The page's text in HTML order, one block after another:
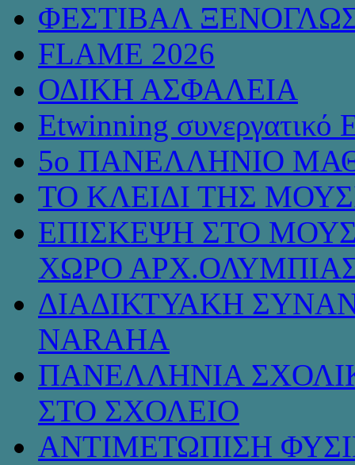
ΦΕΣΤΙΒΑΛ
FLAME 2026
ΟΔΙΚΗ ΑΣΦΑΛΕΙΑ
Etwinning συνεργατικό
5ο ΠΑΝΕΛΛΗΝΙΟ
ΤΟ ΚΛΕΙΔΙ ΤΗΣ
ΕΠΙΣΚΕΨΗ ΣΤΟ
ΧΩΡΟ
ΔΙΑΔΙΚΤΥΑΚΗ
NARAHA
ΠΑΝΕΛΛΗΝΙΑ
ΣΤΟ ΣΧΟΛΕΙΟ
ΑΝΤΙΜΕΤΩΠΙΣΗ